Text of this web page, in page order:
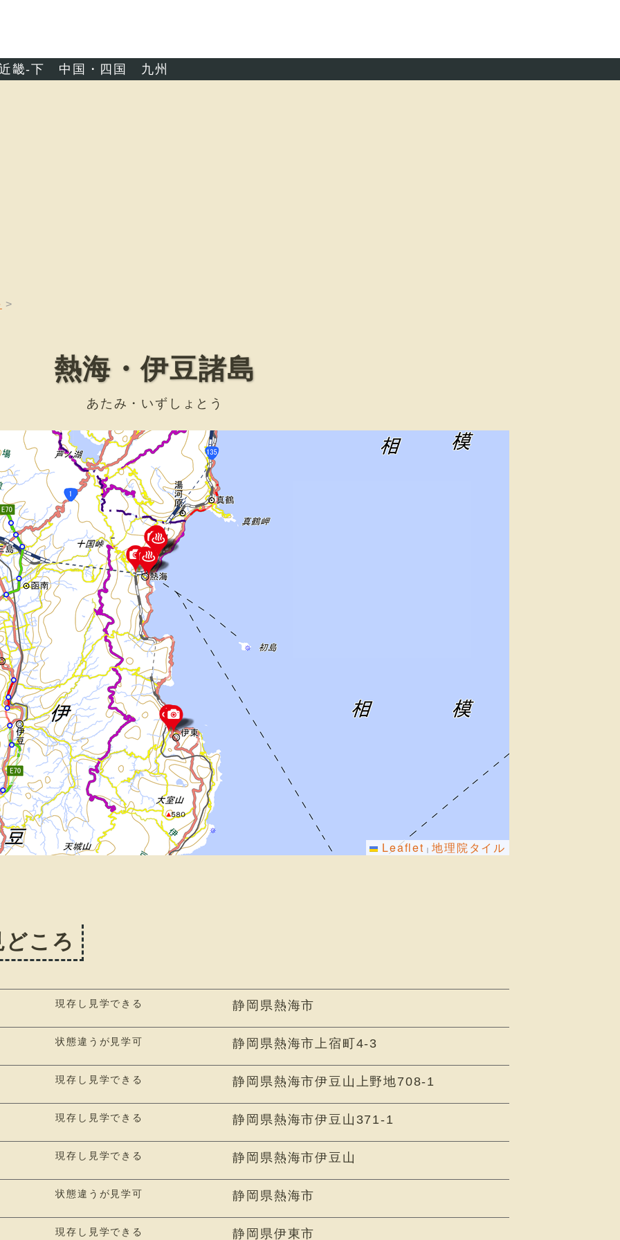
畿-下 中国・四国 九州
熱海・伊豆諸島
あたみ・いずしょとう
Leaflet | 地理院タイル
ころ
現存し見学できる 静岡県熱海市
状態違うが見学可 静岡県熱海市上宿町4-3
現存し見学できる 静岡県熱海市伊豆山上野地708-1
現存し見学できる 静岡県熱海市伊豆山371-1
現存し見学できる 静岡県熱海市伊豆山
状態違うが見学可 静岡県熱海市
現存し見学できる 静岡県伊東市